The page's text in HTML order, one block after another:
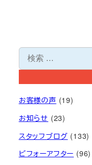
索
お客様の声 (19)
お知らせ (23)
スタッフブログ (133)
ビフォーアフター (96)